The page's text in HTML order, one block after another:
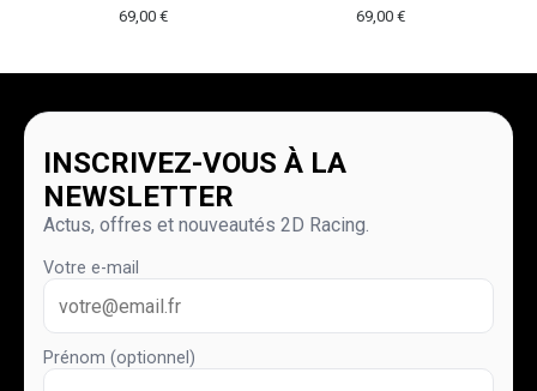
69,00 € 69,00 €
INSCRIVEZ-VOUS À LA
NEWSLETTER
Actus, offres et nouveautés 2D Racing.
Votre e-mail
Prénom (optionnel)